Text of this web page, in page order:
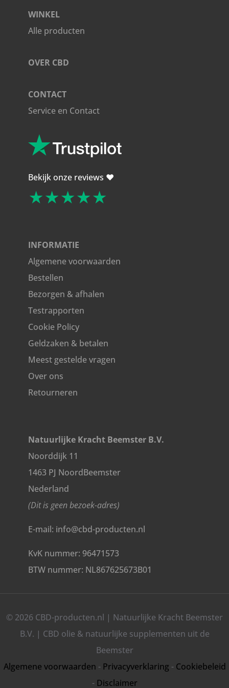
WINKEL
Alle producten
OVER CBD
CONTACT
Service en Contact
Bekijk onze reviews ❤️
★★★★★
INFORMATIE
Algemene voorwaarden
Bestellen
Bezorgen & afhalen
Testrapporten
Cookie Policy
Geldzaken & betalen
Meest gestelde vragen
Over ons
Retourneren
Natuurlijke Kracht Beemster B.V.
Noorddijk 11
1463 PJ NoordBeemster
Nederland
(Dit is geen bezoek-adres)
E-mail: info@cbd-producten.nl
KvK nummer: 96471573
BTW nummer: NL867625673B01
© 2026 CBD-producten.nl | Natuurlijke Kracht Beemster
B.V. | CBD olie & natuurlijke supplementen uit de
Beemster
Algemene voorwaarden - Privacyverklaring - Cookiebeleid
- Disclaimer